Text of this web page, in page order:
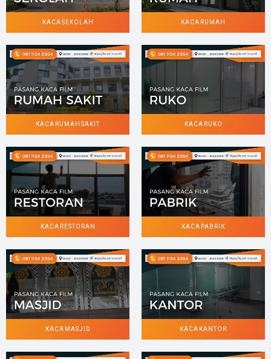
KACA SEKOLAH KACA RUMAH
KACA RUMAH SAKIT KACA RUKO
KACA RESTORAN KACA PABRIK
KACA MASJID KACA KANTOR